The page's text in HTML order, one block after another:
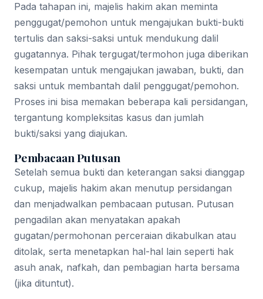
Pada tahapan ini, majelis hakim akan meminta
penggugat/pemohon untuk mengajukan bukti-bukti
tertulis dan saksi-saksi untuk mendukung dalil
gugatannya. Pihak tergugat/termohon juga diberikan
kesempatan untuk mengajukan jawaban, bukti, dan
saksi untuk membantah dalil penggugat/pemohon.
Proses ini bisa memakan beberapa kali persidangan,
tergantung kompleksitas kasus dan jumlah
bukti/saksi yang diajukan.
Pembacaan Putusan
Setelah semua bukti dan keterangan saksi dianggap
cukup, majelis hakim akan menutup persidangan
dan menjadwalkan pembacaan putusan. Putusan
pengadilan akan menyatakan apakah
gugatan/permohonan perceraian dikabulkan atau
ditolak, serta menetapkan hal-hal lain seperti hak
asuh anak, nafkah, dan pembagian harta bersama
(jika dituntut).